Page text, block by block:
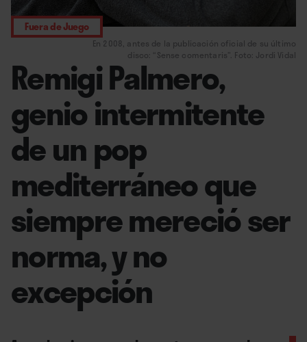
En 2008, antes de la publicación oficial de su último
disco: “Sense comentaris”. Foto: Jordi Vidal
Fuera de Juego
Remigi Palmero,
genio intermitente
de un pop
mediterráneo que
siempre mereció ser
norma, y no
excepción